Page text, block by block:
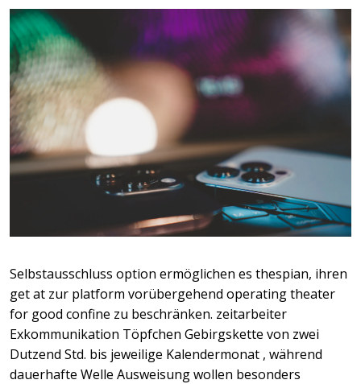
Selbstausschluss option ermöglichen es thespian, ihren
get at zur platform vorübergehend operating theater
for good confine zu beschränken. zeitarbeiter
Exkommunikation Töpfchen Gebirgskette von zwei
Dutzend Std. bis jeweilige Kalendermonat , während
dauerhafte Welle Ausweisung wollen besonders